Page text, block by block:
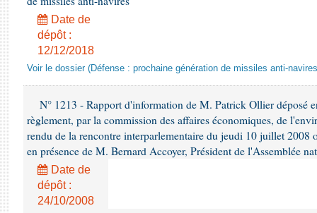
Date de
dépôt :
12/12/2018
Voir le dossier (Défense : prochaine génération de missiles anti-
N° 1213 - Rapport d'information de M. Patrick Ollier déposé
règlement, par la commission des affaires économiques, de
rendu de la rencontre interparlementaire du jeudi 10 juillet 2008
en présence de M. Bernard Accoyer, Président de l'Assemblée
Date de
dépôt :
24/10/2008